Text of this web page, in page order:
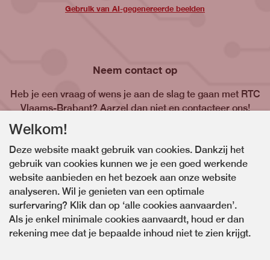
Gebruik van AI-gegenereerde beelden
Neem contact op
Heb je een vraag of wens je aan de slag te gaan met RTC
Vlaams-Brabant? Aarzel dan niet en contacteer ons!
Welkom!
Deze website maakt gebruik van cookies. Dankzij het
gebruik van cookies kunnen we je een goed werkende
website aanbieden en het bezoek aan onze website
analyseren. Wil je genieten van een optimale
surfervaring? Klik dan op ‘alle cookies aanvaarden’.
Als je enkel minimale cookies aanvaardt, houd er dan
rekening mee dat je bepaalde inhoud niet te zien krijgt.